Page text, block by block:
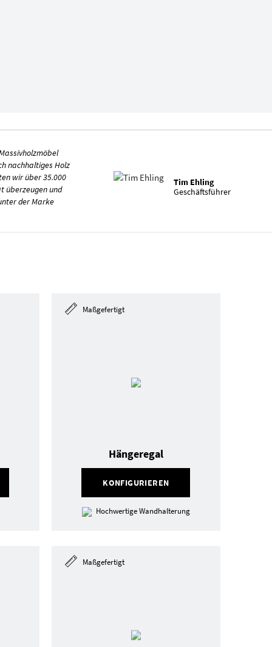
nachhaltiges Holz
wir über 35.000
überzeugen und
der Marke
Tim Ehling
Geschäftsführer
Maßgefertigt
KONFIGURIEREN
Hängeregal
Hochwertige Wandhalterung
Maßgefertigt